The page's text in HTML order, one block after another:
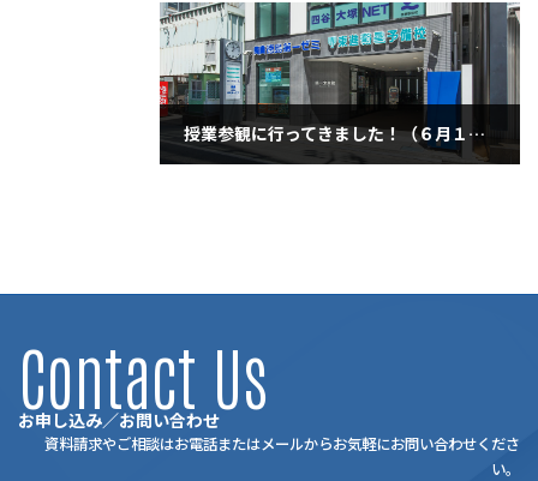
授業参観に行ってきました！（６月１０日水曜日）
お申し込み／お問い合わせ
Contact Us
資料請求やご相談はお電話またはメールからお気軽にお問い合わせくださ
い。